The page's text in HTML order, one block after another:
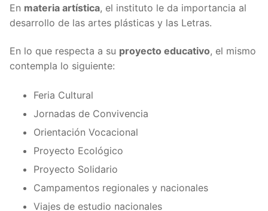
En materia artística, el instituto le da importancia al
desarrollo de las artes plásticas y las Letras.
En lo que respecta a su proyecto educativo, el mismo
contempla lo siguiente:
Feria Cultural
Jornadas de Convivencia
Orientación Vocacional
Proyecto Ecológico
Proyecto Solidario
Campamentos regionales y nacionales
Viajes de estudio nacionales